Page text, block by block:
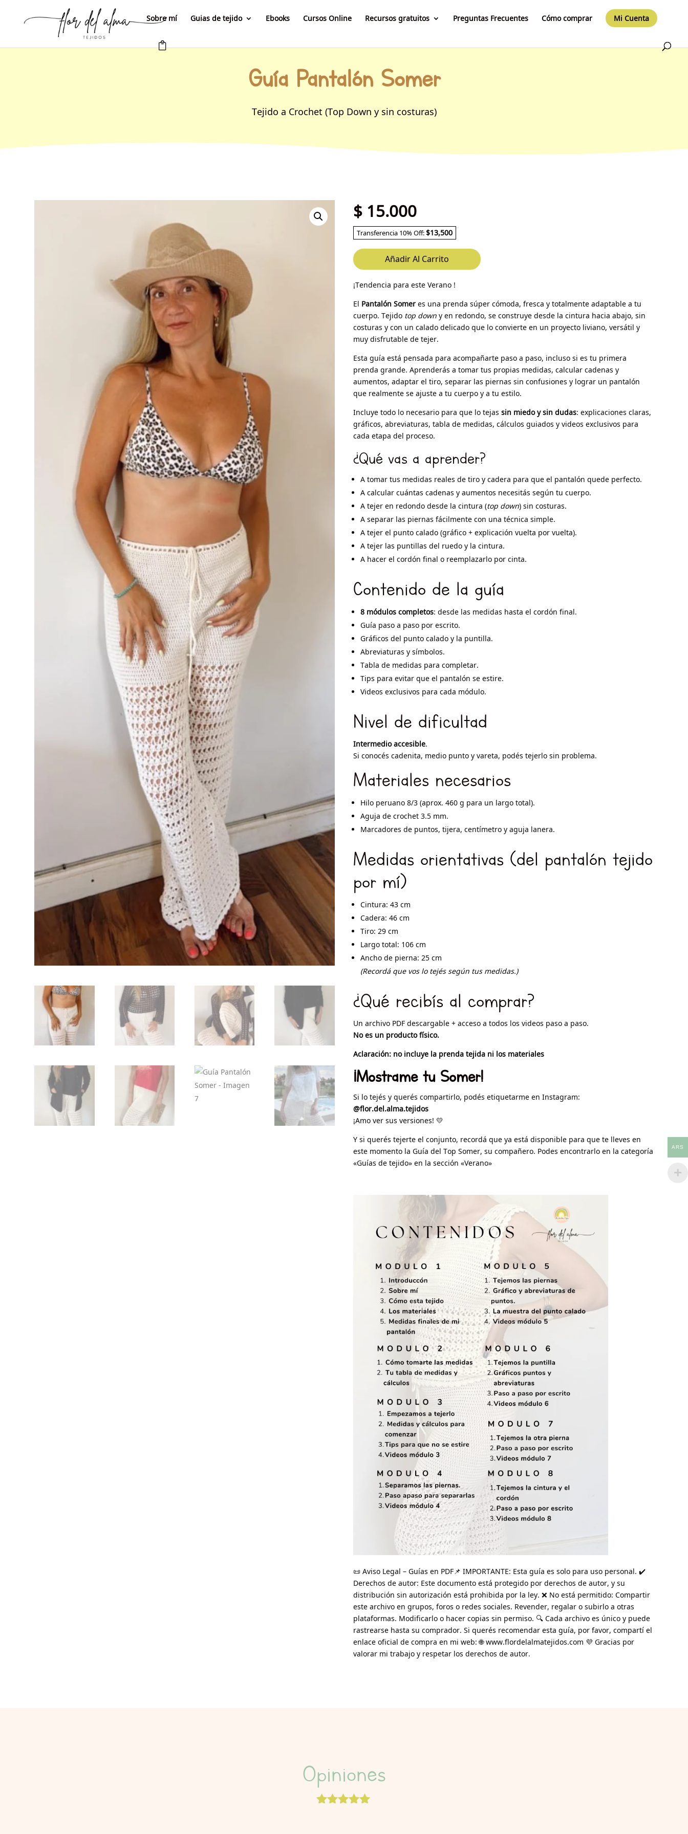
Sobre mí Guias de tejido Ebooks Cursos Online Recursos gratuitos Preguntas Frecuentes Cómo comprar Mi Cuenta
Guía Pantalón Somer
Tejido a Crochet (Top Down y sin costuras)
$ 15.000
Transferencia 10% Off:$13,500
Añadir Al Carrito
¡Tendencia para este Verano !
El Pantalón Somer es una prenda súper cómoda, fresca y totalmente adaptable a tu
cuerpo. Tejido top down y en redondo, se construye desde la cintura hacia abajo, sin
costuras y con un calado delicado que lo convierte en un proyecto liviano, versátil y
muy disfrutable de tejer.
Esta guía está pensada para acompañarte paso a paso, incluso si es tu primera
prenda grande. Aprenderás a tomar tus propias medidas, calcular cadenas y
aumentos, adaptar el tiro, separar las piernas sin confusiones y lograr un pantalón
que realmente se ajuste a tu cuerpo y a tu estilo.
Incluye todo lo necesario para que lo tejassin miedo y sin dudas: explicaciones claras,
gráficos, abreviaturas, tabla de medidas, cálculos guiados y videos exclusivos para
cada etapa del proceso.
¿Qué vas a aprender?
A tomar tus medidas reales de tiro y cadera para que el pantalón quede perfecto.
A calcular cuántas cadenas y aumentos necesitás según tu cuerpo.
A tejer en redondo desde la cintura (top down) sin costuras.
A separar las piernas fácilmente con una técnica simple.
A tejer el punto calado (gráfico + explicación vuelta por vuelta).
A tejer las puntillas del ruedo y la cintura.
A hacer el cordón final o reemplazarlo por cinta.
Contenido de la guía
8 módulos completos: desde las medidas hasta el cordón final.
Guía paso a paso por escrito.
Gráficos del punto calado y la puntilla.
Abreviaturas y símbolos.
Tabla de medidas para completar.
Tips para evitar que el pantalón se estire.
Videos exclusivos para cada módulo.
Nivel de dificultad
Intermedio accesible.
Si conocés cadenita, medio punto y vareta, podés tejerlo sin problema.
Materiales necesarios
Hilo peruano 8/3 (aprox. 460 g para un largo total).
Aguja de crochet 3.5 mm.
Marcadores de puntos, tijera, centímetro y aguja lanera.
Medidas orientativas (del pantalón tejido
por mí)
Cintura: 43 cm
Cadera: 46 cm
Tiro: 29 cm
Largo total: 106 cm
Ancho de pierna: 25 cm
(Recordá que vos lo tejés según tus medidas.)
¿Qué recibís al comprar?
Un archivo PDF descargable + acceso a todos los videos paso a paso.
No es un producto físico.
Aclaración: no incluye la prenda tejida ni los materiales
¡Mostrame tu Somer!
Si lo tejés y querés compartirlo, podés etiquetarme en Instagram:
@flor.del.alma.tejidos
¡Amo ver sus versiones! 💛
Y si querés tejerte el conjunto, recordá que ya está disponible para que te lleves en
este momento la Guía del Top Somer, su compañero. Podes encontrarlo en la categoría
«Guías de tejido» en la sección «Verano»
📜 Aviso Legal – Guías en PDF📌 IMPORTANTE: Esta guía es solo para uso personal. ✔️
Derechos de autor: Este documento está protegido por derechos de autor, y su
distribución sin autorización está prohibida por la ley. ❌ No está permitido: Compartir
este archivo en grupos, foros o redes sociales. Revender, regalar o subirlo a otras
plataformas. Modificarlo o hacer copias sin permiso. 🔍 Cada archivo es único y puede
rastrearse hasta su comprador. Si querés recomendar esta guía, por favor, compartí el
enlace oficial de compra en mi web: 🌐 www.flordelalmatejidos.com 💜 Gracias por
valorar mi trabajo y respetar los derechos de autor.
Opiniones
ARS